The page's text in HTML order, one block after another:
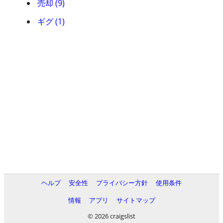
売却 (9)
ギグ (1)
ヘルプ 安全性 プライバシー方針
使用条件
情報
アプリ
サイトマップ
© 2026 craigslist